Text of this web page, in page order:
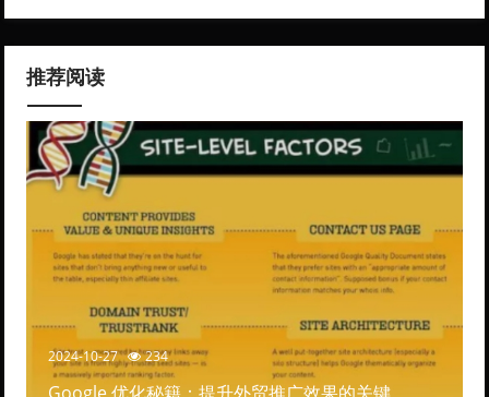
推荐阅读
2024-10-27 234